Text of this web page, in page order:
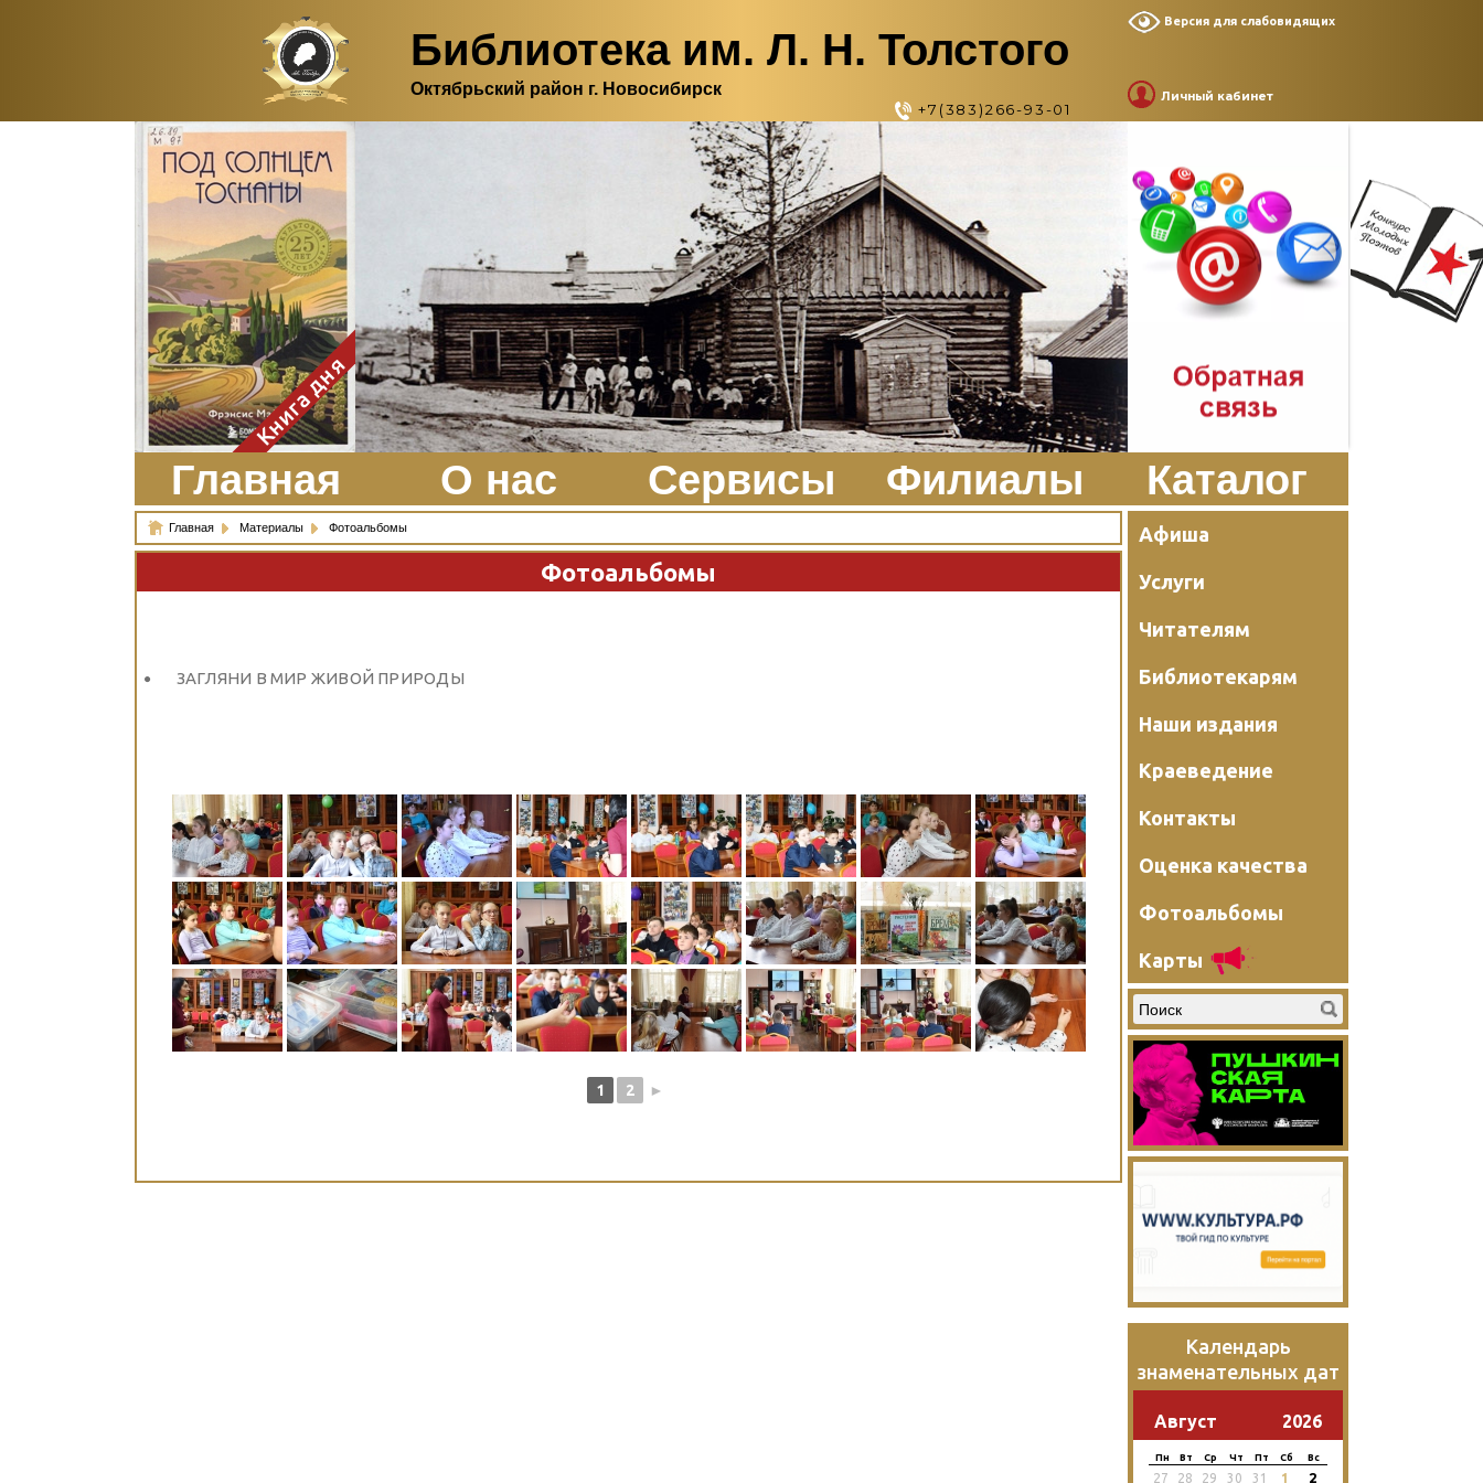
Библиотека им. Л. Н. Толстого
Октябрьский район г. Новосибирск
+7(383)266-93-01
Версия для слабовидящих
Личный кабинет
Здесь, в своем
итальянском доме, я вновь
испытала первичную
радость единения с
природой. Дом открыт
для бабочек, стрекоз, пчёл
или всех, кто пожелает
влететь в одно окно и
вылететь из другого. Едим
мы почти всегда во
дворе. Во мне настолько
возродился здравый
смысл моей матери -
умение наслаждаться
настоящим и не спешить, -
что даже нашлось время
отполировать до блеска
оконное стекло.
ЗаказатьКнига дня
Главная О нас Сервисы Филиалы Каталог
Главная Материалы Фотоальбомы
Фотоальбомы
ЗАГЛЯНИ В МИР ЖИВОЙ ПРИРОДЫ
1 2 ►
Афиша
Услуги
Читателям
Библиотекарям
Наши издания
Краеведение
Контакты
Оценка качества
Фотоальбомы
Карты
Календарь
знаменательных дат
Август 2026
Пн Вт Ср Чт Пт Сб Вс
27 28 29 30 31 1 2